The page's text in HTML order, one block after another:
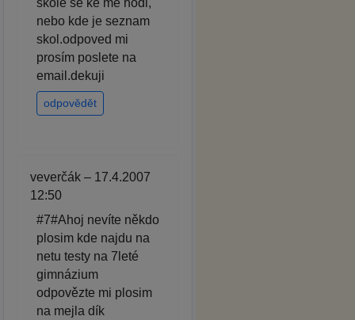
nebo kde je seznam
skol.odpoved mi
prosím poslete na
email.dekuji
odpovědět
veverčák – 17.4.2007
12:50
#7#Ahoj nevíte někdo
plosim kde najdu na
netu testy na 7leté
gimnázium
odpovězte mi plosim
na mejla dík